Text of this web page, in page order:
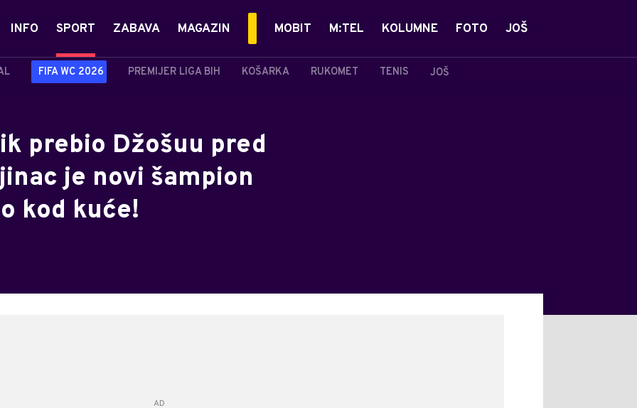
INFO SPORT
FIFA WC 2026 PREMIJER LIGA BIH KOŠARKA RUKOMET TENIS JOŠ
ZABAVA MAGAZIN MOBIT M:TEL KOLUMNE FOTO JOŠ
prebio Džošuu pred
je novi šampion
kod kuće!